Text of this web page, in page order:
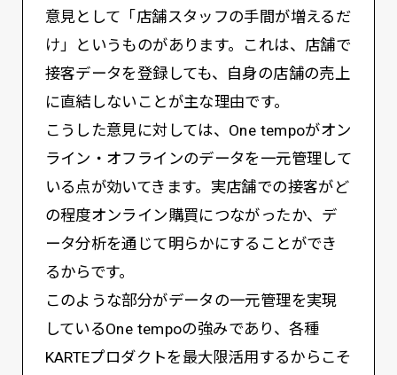
意見として「店舗スタッフの手間が増えるだ
け」というものがあります。これは、店舗で
接客データを登録しても、自身の店舗の売上
に直結しないことが主な理由です。
こうした意見に対しては、One tempoがオン
ライン・オフラインのデータを一元管理して
いる点が効いてきます。実店舗での接客がど
の程度オンライン購買につながったか、デ
ータ分析を通じて明らかにすることができ
るからです。
このような部分がデータの一元管理を実現
しているOne tempoの強みであり、各種
KARTEプロダクトを最大限活用するからこそ